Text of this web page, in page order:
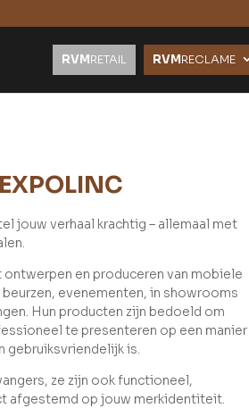
RVMRETAIL RVMRECLAME
EXPOLINC
jouw verhaal krachtig – allemaal met
en produceren van mobiele
evenementen, in showrooms
Hun producten zijn bedoeld om
te presenteren op een manier
gebruiksvriendelijk is.
ze zijn ook functioneel,
afgestemd op jouw merkidentiteit.